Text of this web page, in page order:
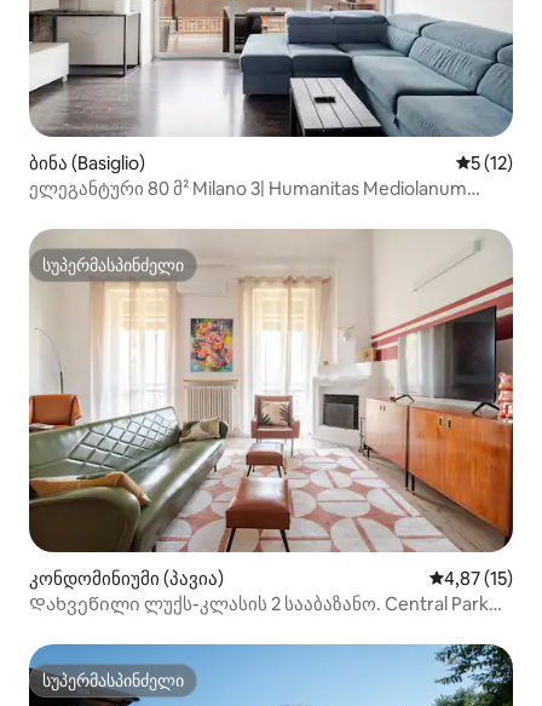
ბინა (Basiglio) საშუალო
5 (12)
ელეგანტური 80 მ² Milano 3| Humanitas Mediolanum
სუპერმასპინძელი
სუპერმასპინძელი
კონდომინიუმი (პავია) საშუალო
4,87 (15)
Დახვეწილი ლუქს-კლასის 2 სააბაზანო. Central Park
სუპერმასპინძელი
სუპერმასპინძელი